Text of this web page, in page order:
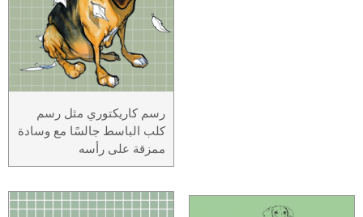
رسم كاريكتوري مثل رسم
كلب الباسط جالسًا مع وسادة
ممزقة على رأسه